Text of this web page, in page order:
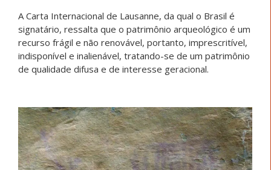
A Carta Internacional de Lausanne, da qual o Brasil é
signatário, ressalta que o patrimônio arqueológico é um
recurso frágil e não renovável, portanto, imprescritível,
indisponível e inalienável, tratando-se de um patrimônio
de qualidade difusa e de interesse geracional.